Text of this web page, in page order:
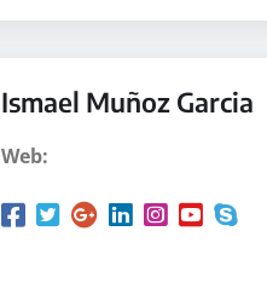
Ismael Muñoz Garcia
Web: